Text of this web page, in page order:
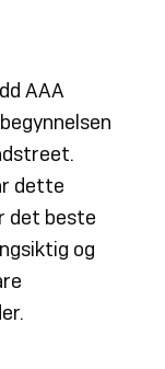
AAA
dette
det beste
og